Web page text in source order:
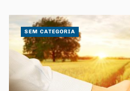
SEM CATEGORIA